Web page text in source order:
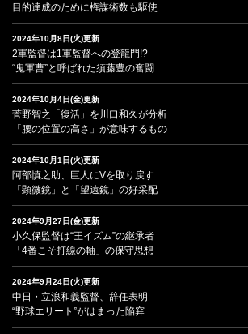
目的達成のために権謀術数も駆使
2024年10月8日(火)更新
2軍監督は1軍監督への登龍門!?
“鬼軍曹”と呼ばれた須藤豊の奮闘
2024年10月4日(金)更新
菅野智之「復活」を川口和久が分析
「腰の位置の高さ」が意味するもの
2024年10月1日(火)更新
阿部慎之助、巨人にVを取り戻す
「顕微鏡」と「望遠鏡」の好采配
2024年9月27日(金)更新
小久保監督は“王イズム”の継承者
「4番こそ打線の軸」の保守思想
2024年9月24日(火)更新
中日・立浪和義監督、辞任表明
“野球エリート”がはまった陥穽